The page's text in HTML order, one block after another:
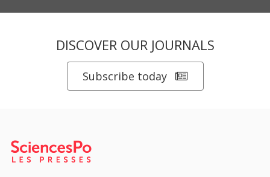
DISCOVER OUR JOURNALS
Subscribe today